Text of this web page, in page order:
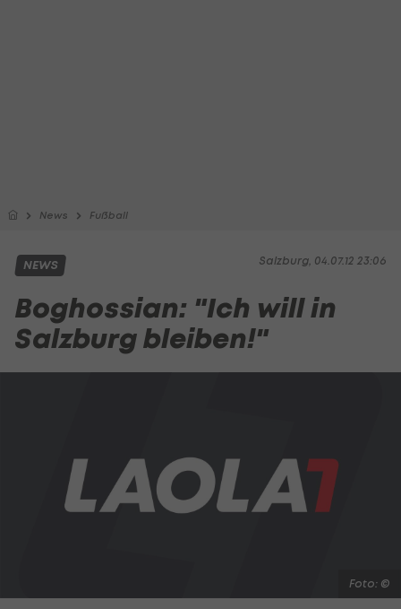
News Fußball
Salzburg, 04.07.12 23:06
NEWS
Boghossian: "Ich will in
Salzburg bleiben!"
Foto: ©